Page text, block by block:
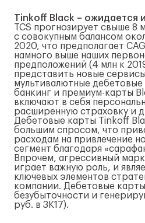
Tinkoff Black – ожидается
TCS прогнозирует свыше 8
с совокупным балансом
2020, что предполагает
намного выше наших
предположений (4 млн к
представить новые
мультивалютные
банкинг и премиум-карты
включают в себя
расширенную страховку и
Дебетовые карты Tinkoff
большим спросом, что
расходам на привлечение
сегмент благодаря
Впрочем, агрессивный
играет важную роль, и
ключевых элементов
компании. Дебетовые
безубыточности и
руб. в 3К17).